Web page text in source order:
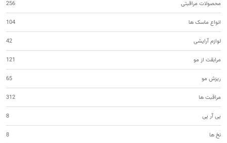
محصولات مراقبتی 256
انواع ماسک ها 104
لوازم آرایشی 42
مرابقت از مو 121
ریزش مو 65
مراقبت ها 312
پی آر پی 8
نخ ها 8